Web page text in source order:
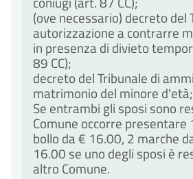
(ove necessario) decreto del
autorizzazione a contrarre
in presenza di divieto
89 CC);
decreto del Tribunale di
matrimonio del minore d'età;
Se entrambi gli sposi sono
Comune occorre presentare
bollo da € 16.00, 2 marche
16.00 se uno degli sposi è
altro Comune.